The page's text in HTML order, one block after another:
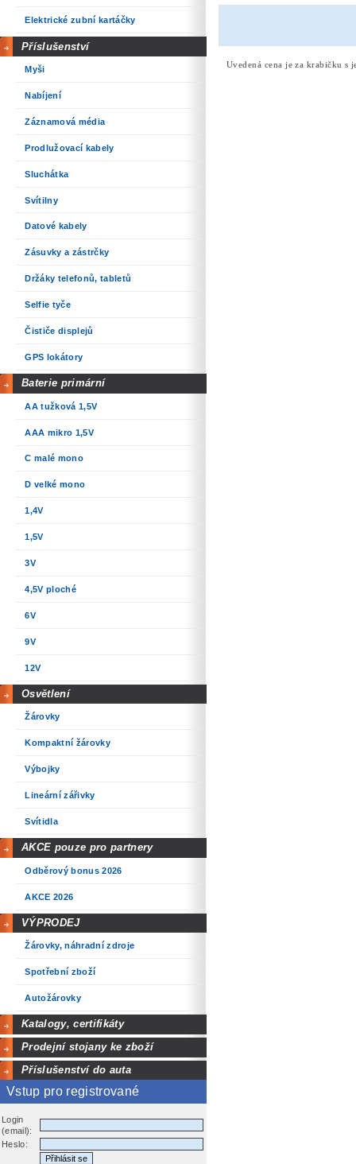
Elektrické zubní kartáčky
Příslušenství
Myši
Nabíjení
Záznamová média
Prodlužovací kabely
Sluchátka
Svítilny
Datové kabely
Zásuvky a zástrčky
Držáky telefonů, tabletů
Selfie tyče
Čističe displejů
GPS lokátory
Baterie primární
AA tužková 1,5V
AAA mikro 1,5V
C malé mono
D velké mono
1,4V
1,5V
3V
4,5V ploché
6V
9V
12V
Osvětlení
Žárovky
Kompaktní žárovky
Výbojky
Lineární zářivky
Svítidla
AKCE pouze pro partnery
Odběrový bonus 2026
AKCE 2026
VÝPRODEJ
Žárovky, náhradní zdroje
Spotřební zboží
Autožárovky
Katalogy, certifikáty
Prodejní stojany ke zboží
Příslušenství do auta
Vstup pro registrované
Login
(email):
Heslo:
Uvedená cena je za krabičku s